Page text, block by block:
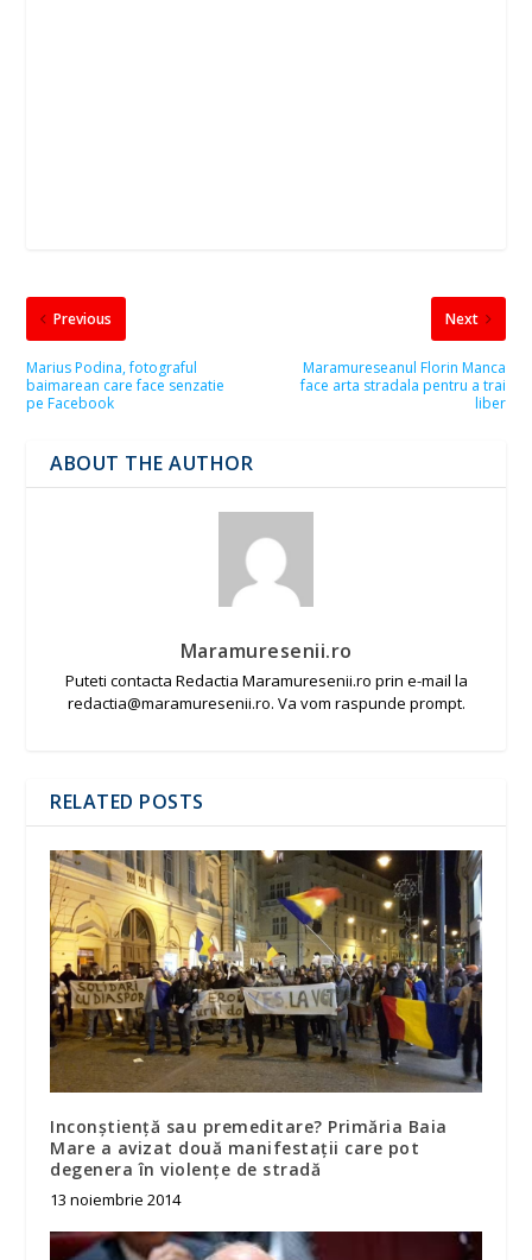
Previous
Marius Podina, fotograful
baimarean care face senzatie
pe Facebook
Next
Maramureseanul Florin Manca
face arta stradala pentru a trai
liber
ABOUT THE AUTHOR
Maramuresenii.ro
Puteti contacta Redactia Maramuresenii.ro prin e-mail la
redactia@maramuresenii.ro. Va vom raspunde prompt.
RELATED POSTS
Inconștiență sau premeditare? Primăria Baia
Mare a avizat două manifestații care pot
degenera în violențe de stradă
13 noiembrie 2014